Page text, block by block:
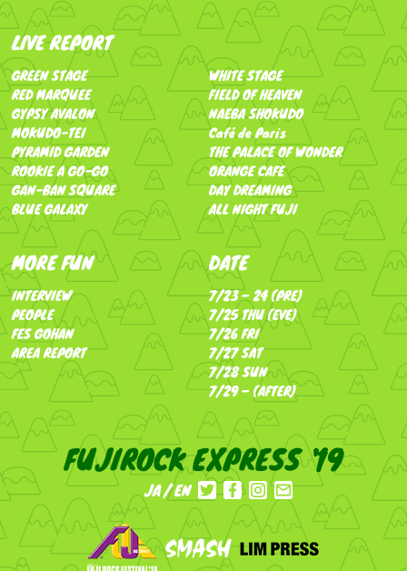
LIVE REPORT
GREEN STAGE
WHITE STAGE
RED MARQUEE
FIELD OF HEAVEN
GYPSY AVALON
NAEBA SHOKUDO
MOKUDO-TEI
Café de Paris
PYRAMID GARDEN
THE PALACE OF WONDER
ROOKIE A GO-GO
ORANGE CAFE
GAN-BAN SQUARE
DAY DREAMING
BLUE GALAXY
ALL NIGHT FUJI
MORE FUN
INTERVIEW
PEOPLE
FES GOHAN
AREA REPORT
DATE
7/23 – 24 (PRE)
7/25 THU (EVE)
7/26 FRI
7/27 SAT
7/28 SUN
7/29 – (AFTER)
FUJIROCK EXPRESS '19
JA EN